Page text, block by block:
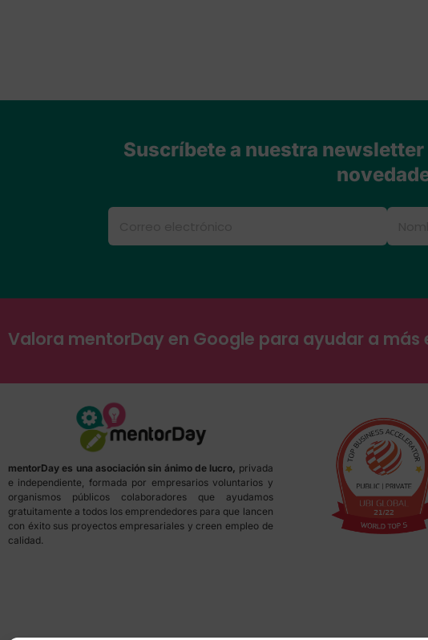
Suscríbete a nuestra
Valora mentorDay en Google para ayudar a más
mentorDay es una asociación sin ánimo de lucro, privada
e independiente, formada por empresarios voluntarios y
organismos públicos colaboradores que ayudamos
gratuitamente a todos los emprendedores para que lancen
con éxito sus proyectos empresariales y creen empleo de
calidad.